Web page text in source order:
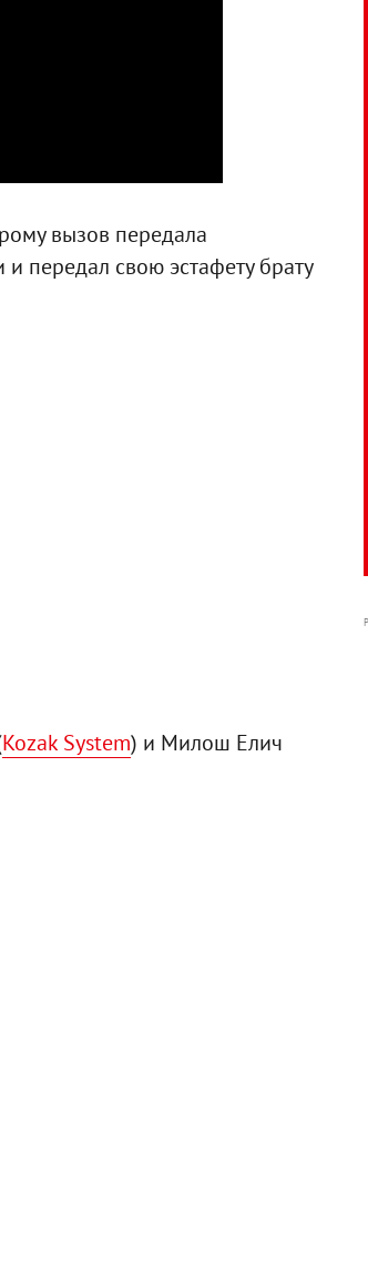
вызов передала
передал свою эстафету брату
Kozak System) и Милош Елич